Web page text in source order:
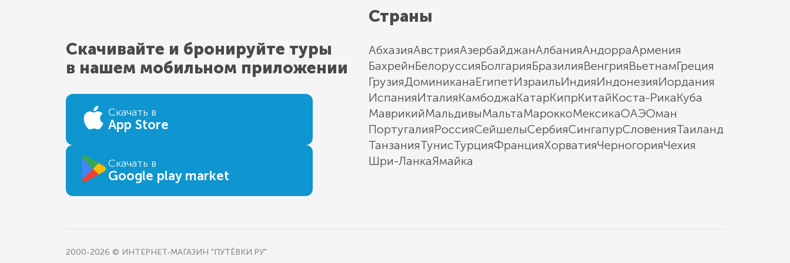
Скачивайте и бронируйте туры
в нашем мобильном приложении
Скачать в
App Store
Скачать в
Google play market
Страны
АбхазияАвстрияАзербайджанАлбанияАндорраАрмения
БахрейнБелоруссияБолгарияБразилияВенгрияВьетнамГреция
ГрузияДоминиканаЕгипетИзраильИндияИндонезияИордания
ИспанияИталияКамбоджаКатарКипрКитайКоста-РикаКуба
МаврикийМальдивыМальтаМароккоМексикаОАЭОман
ПортугалияРоссияСейшелыСербияСингапурСловенияТаиланд
ТанзанияТунисТурцияФранцияХорватияЧерногорияЧехия
Шри-ЛанкаЯмайка
2000-2026 © ИНТЕРНЕТ-МАГАЗИН "ПУТЁВКИ.РУ"